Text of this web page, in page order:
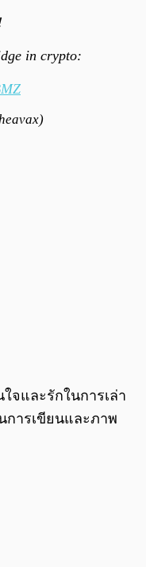
in crypto:
จและรักในการเล่า
การเขียนและภาพ